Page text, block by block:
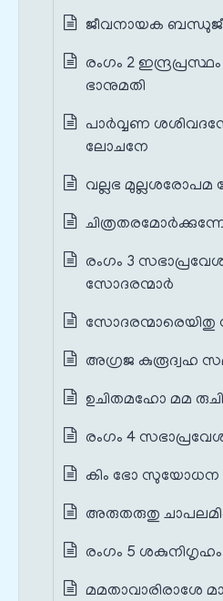
ജീവനായക
രംഗം 2
ഭാനുമതി
പാര്‍വ്വണ
ലോചനേ
വല്ലഭ മുല്ലശരോപമ
രംഗം 3
സോദരന്മാർ
സോദരന്മാരെയിതു
അഗ്രജ കുരൂദ്വഹ
ഉചിതമഹോ മമ
രംഗം 4
കിം ഭോ സുയോധന
അരുതരുതു
രംഗം 5 ശകുനിഗൃഹം
മമതാവാരിരാശേ